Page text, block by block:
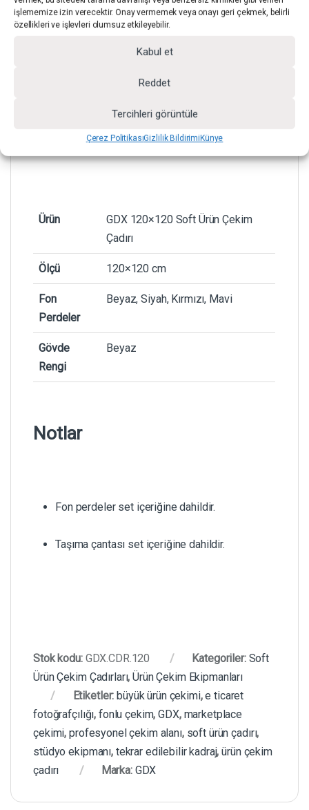
işlememize izin verecektir. Onay vermemek veya onayı geri çekmek, belirli
özellikleri ve işlevleri olumsuz etkileyebilir.
Kabul et
Reddet
Tercihleri görüntüle
Çerez PolitikasıGizlilik BildirimiKünye
Ürün
GDX 120×120 Soft Ürün Çekim
Çadırı
Ölçü 120×120 cm
Fon
Perdeler
Beyaz, Siyah, Kırmızı, Mavi
Gövde
Rengi
Beyaz
Notlar
Fon perdeler set içeriğine dahildir.
Taşıma çantası set içeriğine dahildir.
Stok kodu: GDX.CDR.120 Kategoriler: Soft
Ürün Çekim Çadırları,Ürün Çekim Ekipmanları
Etiketler:büyük ürün çekimi,e ticaret
fotoğrafçılığı, fonlu çekim,GDX, marketplace
çekimi,profesyonel çekim alanı, soft ürün çadırı,
stüdyo ekipmanı, tekrar edilebilir kadraj,ürün çekim
çadırı
Marka: GDX